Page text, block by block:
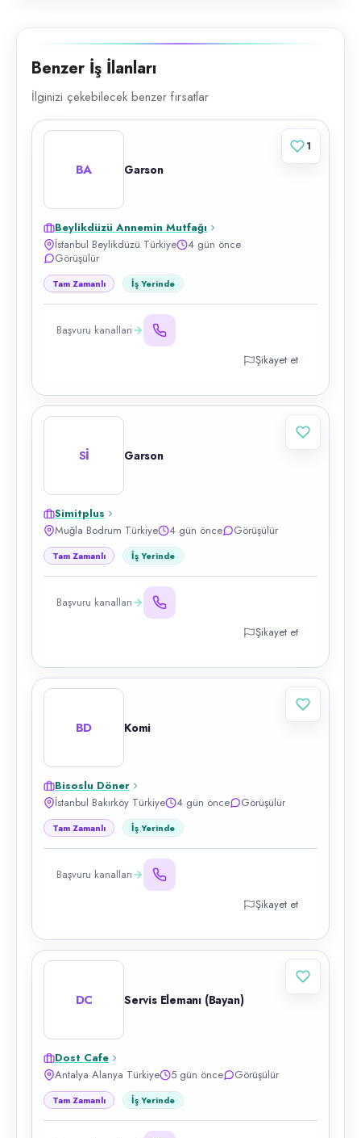
Benzer İş İlanları
İlginizi çekebilecek benzer fırsatlar
BA Garson
Beylikdüzü Annemin Mutfağı
İstanbul Beylikdüzü Türkiye
4 gün önce
Görüşülür
Tam Zamanlı İş Yerinde
Başvuru kanalları
Şikayet et
1
Sİ Garson
Simitplus
Muğla Bodrum Türkiye
4 gün önce Görüşülür
Tam Zamanlı İş Yerinde
Başvuru kanalları
Şikayet et
BD Komi
Bisoslu Döner
İstanbul Bakırköy Türkiye
4 gün önce Görüşülür
Tam Zamanlı İş Yerinde
Başvuru kanalları
Şikayet et
DC Servis Elemanı (Bayan)
Dost Cafe
Antalya Alanya Türkiye
5 gün önce Görüşülür
Tam Zamanlı İş Yerinde